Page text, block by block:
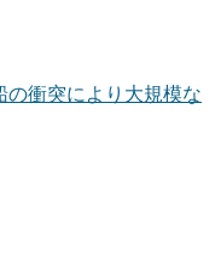
の衝突により大規模な